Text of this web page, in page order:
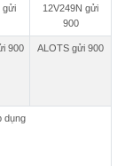
gửi
12V249N gửi
900
900 ALOTS gửi 900
dụng